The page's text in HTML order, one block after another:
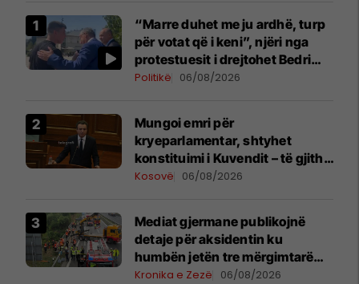
“Marre duhet me ju ardhë, turp
për votat që i keni”, njëri nga
protestuesit i drejtohet Bedri
Hamzës
Politikë 06/08/2026
Mungoi emri për
kryeparlamentar, shtyhet
konstituimi i Kuvendit – të gjitha
detajet
Kosovë 06/08/2026
Mediat gjermane publikojnë
detaje për aksidentin ku
humbën jetën tre mërgimtarë
nga Komogllava e Ferizajt
Kronika e Zezë 06/08/2026